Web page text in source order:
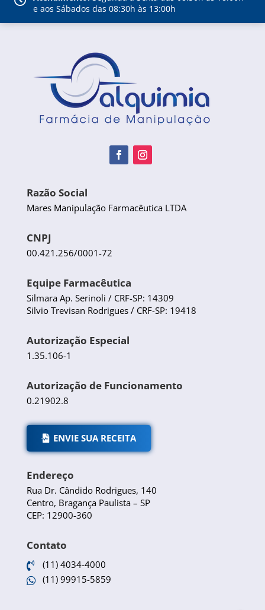
e aos Sábados das 08:30h às 13:00h
Razão Social
Mares Manipulação Farmacêutica LTDA
CNPJ
00.421.256/0001-72
Equipe Farmacêutica
Silmara Ap. Serinoli / CRF-SP: 14309
Silvio Trevisan Rodrigues / CRF-SP: 19418
Autorização Especial
1.35.106-1
Autorização de Funcionamento
0.21902.8
ENVIE SUA RECEITA
Endereço
Rua Dr. Cândido Rodrigues, 140
Centro, Bragança Paulista – SP
CEP: 12900-360
Contato
 (11) 4034-4000
 (11) 99915-5859